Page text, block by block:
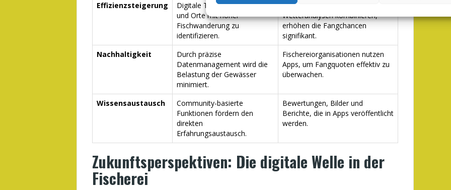
Effizienzsteigerung
Digitale Tools helfen, Zeiten
und Orte mit hoher
Fischwanderung zu
identifizieren.
Apps, die GPS-Daten und
Wetteranalysen kombinieren,
erhöhen die Fangchancen
signifikant.
Nachhaltigkeit
Durch präzise
Datenmanagement wird die
Belastung der Gewässer
minimiert.
Fischereiorganisationen nutzen
Apps, um Fangquoten effektiv zu
überwachen.
Wissensaustausch
Community-basierte
Funktionen fördern den
direkten
Erfahrungsaustausch.
Bewertungen, Bilder und
Berichte, die in Apps veröffentlicht
werden.
Zukunftsperspektiven: Die digitale Welle in der
Fischerei